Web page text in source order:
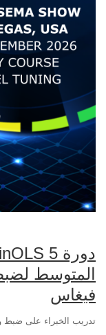
المتوسط
فيغاس